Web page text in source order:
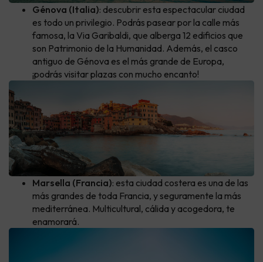
Génova (Italia): descubrir esta espectacular ciudad
es todo un privilegio. Podrás pasear por la calle más
famosa, la Via Garibaldi, que alberga 12 edificios que
son Patrimonio de la Humanidad. Además, el casco
antiguo de Génova es el más grande de Europa,
¡podrás visitar plazas con mucho encanto!
Marsella (Francia): esta ciudad costera es una de las
más grandes de toda Francia, y seguramente la más
mediterránea. Multicultural, cálida y acogedora, te
enamorará.